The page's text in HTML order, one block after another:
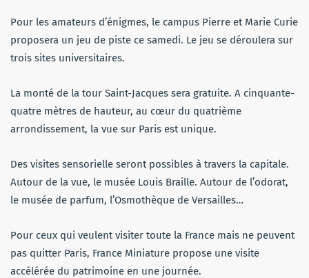
Pour les amateurs d’énigmes, le campus Pierre et Marie Curie
proposera un jeu de piste ce samedi. Le jeu se déroulera sur
trois sites universitaires.
La monté de la tour Saint-Jacques sera gratuite. A cinquante-
quatre mètres de hauteur, au cœur du quatrième
arrondissement, la vue sur Paris est unique.
Des visites sensorielle seront possibles à travers la capitale.
Autour de la vue, le musée Louis Braille. Autour de l’odorat,
le musée de parfum, l’Osmothèque de Versailles…
Pour ceux qui veulent visiter toute la France mais ne peuvent
pas quitter Paris, France Miniature propose une visite
accélérée du patrimoine en une journée.